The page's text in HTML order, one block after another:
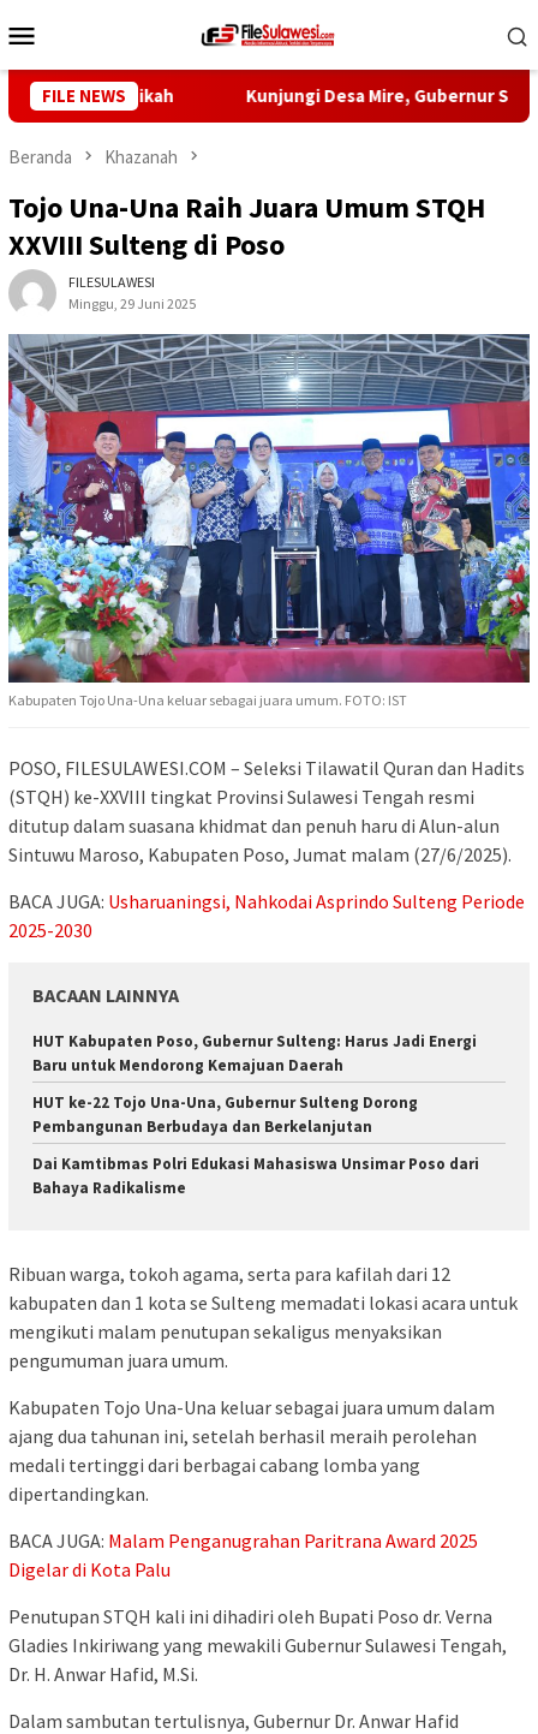
ke
Mobile
FILE NEWS
Pra Nikah Kunjungi Desa Mire, Gubernur Sulteng
Beranda Khazanah
Tojo Una-Una Raih Juara Umum STQH
XXVIII Sulteng di Poso
FILESULAWESI
Minggu, 29 Juni 2025
Kabupaten Tojo Una-Una keluar sebagai juara umum. FOTO: IST
POSO, FILESULAWESI.COM – Seleksi Tilawatil Quran dan Hadits
(STQH) ke-XXVIII tingkat Provinsi Sulawesi Tengah resmi
ditutup dalam suasana khidmat dan penuh haru di Alun-alun
Sintuwu Maroso, Kabupaten Poso, Jumat malam (27/6/2025).
BACA JUGA: Usharuaningsi, Nahkodai Asprindo Sulteng Periode
2025-2030
BACAAN LAINNYA
HUT Kabupaten Poso, Gubernur Sulteng: Harus Jadi Energi
Baru untuk Mendorong Kemajuan Daerah
HUT ke-22 Tojo Una-Una, Gubernur Sulteng Dorong
Pembangunan Berbudaya dan Berkelanjutan
Dai Kamtibmas Polri Edukasi Mahasiswa Unsimar Poso dari
Bahaya Radikalisme
Ribuan warga, tokoh agama, serta para kafilah dari 12
kabupaten dan 1 kota se Sulteng memadati lokasi acara untuk
mengikuti malam penutupan sekaligus menyaksikan
pengumuman juara umum.
Kabupaten Tojo Una-Una keluar sebagai juara umum dalam
ajang dua tahunan ini, setelah berhasil meraih perolehan
medali tertinggi dari berbagai cabang lomba yang
dipertandingkan.
BACA JUGA: Malam Penganugrahan Paritrana Award 2025
Digelar di Kota Palu
Penutupan STQH kali ini dihadiri oleh Bupati Poso dr. Verna
Gladies Inkiriwang yang mewakili Gubernur Sulawesi Tengah,
Dr. H. Anwar Hafid, M.Si.
Dalam sambutan tertulisnya, Gubernur Dr. Anwar Hafid